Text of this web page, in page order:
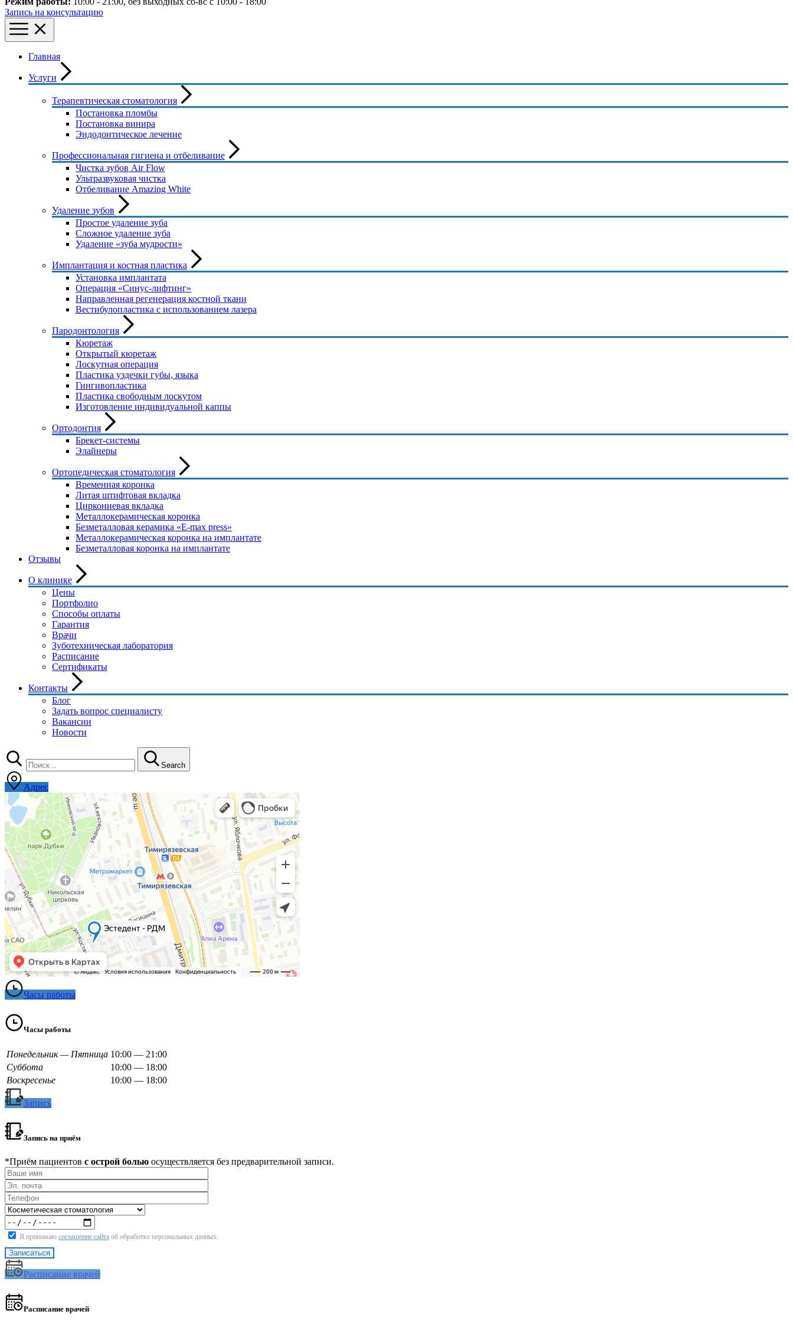
Запись на консультацию
Главная
Услуги
Терапевтическая стоматология
Постановка пломбы
Постановка винира
Эндодонтическое лечение
Профессиональная гигиена и отбеливание
Чистка зубов Air Flow
Ультразвуковая чистка
Отбеливание Amazing White
Удаление зубов
Простое удаление зуба
Сложное удаление зуба
Удаление «зуба мудрости»
Имплантация и костная пластика
Установка имплантата
Операция «Синус-лифтинг»
Направленная регенерация костной ткани
Вестибулопластика с использованием лазера
Пародонтология
Кюретаж
Открытый кюретаж
Лоскутная операция
Пластика уздечки губы, языка
Гингивопластика
Пластика свободным лоскутом
Изготовление индивидуальной каппы
Ортодонтия
Брекет-системы
Элайнеры
Ортопедическая стоматология
Временная коронка
Литая штифтовая вкладка
Циркониевая вкладка
Металлокерамическая коронка
Безметалловая керамика «E-max press»
Металлокерамическая коронка на имплантате
Безметалловая коронка на имплантате
Отзывы
О клинике
Цены
Портфолио
Способы оплаты
Гарантия
Врачи
Зуботехническая лаборатория
Расписание
Сертификаты
Контакты
Блог
Задать вопрос специалисту
Вакансии
Новости
Search
Адрес
Часы работы
Часы работы
Понедельник — Пятница 10:00 — 21:00
Суббота
10:00 — 18:00
Воскресенье
10:00 — 18:00
Запись
Запись на приём
*Приём пациентов с острой болью осуществляется без предварительной записи.
Я принимаю соглашение сайта об обработке персональных данных.
Расписание врачей
Расписание врачей